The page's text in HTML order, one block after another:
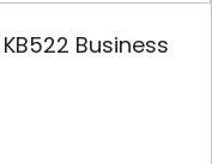
Business